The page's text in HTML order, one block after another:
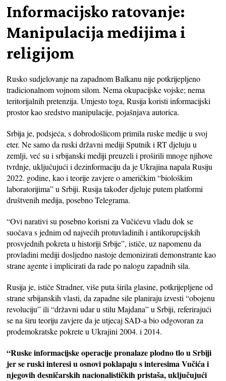
Informacijsko ratovanje:
Manipulacija medijima i
religijom
Rusko sudjelovanje na zapadnom Balkanu nije potkrijepljeno
tradicionalnom vojnom silom. Nema okupacijske vojske; nema
teritorijalnih pretenzija. Umjesto toga, Rusija koristi informacijski
prostor kao sredstvo manipulacije, pojašnjava autorica.
Srbija je, podsjeća, s dobrodošlicom primila ruske medije u svoj
eter. Ne samo da ruski državni mediji Sputnik i RT djeluju u
zemlji, već su i srbijanski mediji preuzeli i proširili mnoge njihove
tvrdnje, uključujući i dezinformaciju da je Ukrajina napala Rusiju
2022. godine, kao i teorije zavjere o američkim “biološkim
laboratorijima” u Srbiji. Rusija također djeluje putem platformi
društvenih medija, posebno Telegrama.
“Ovi narativi su posebno korisni za Vučićevu vladu dok se
suočava s jednim od najvećih protuvladinih i antikorupcijskih
prosvjednih pokreta u historiji Srbije”, ističe, uz napomenu da
provladini mediji dosljedno nastoje demonizirati demonstrante kao
strane agente i implicirati da rade po nalogu zapadnih sila.
Rusija je, ističe Stradner, više puta širila glasine, potkrijepljene od
strane srbijanskih vlasti, da zapadne sile planiraju izvesti “obojenu
revoluciju” ili “državni udar u stilu Majdana” u Srbiji, referirajući
se na širu teoriju zavjere da je utjecaj SAD-a bio odgovoran za
prodemokratske pokrete u Ukrajini 2004. i 2014.
“Ruske informacijske operacije pronalaze plodno tlo u Srbiji
jer se ruski interesi u osnovi poklapaju s interesima Vučića i
njegovih desničarskih nacionalističkih pristaša, uključujući